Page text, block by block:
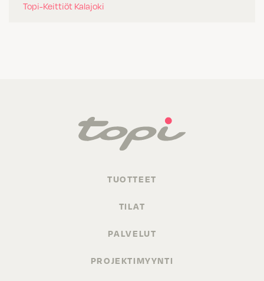
Topi-Keittiöt Kalajoki
TUOTTEET
TILAT
PALVELUT
PROJEKTIMYYNTI